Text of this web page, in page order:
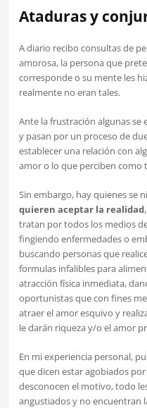
Ataduras y
A diario recibo consultas de
amorosa, la persona que
corresponde o su mente les
realmente no eran tales.
Ante la frustración algunas se
y pasan por un proceso de
establecer una relación con
amor o lo que perciben como
Sin embargo, hay quienes se
quieren aceptar la realidad
tratan por todos los medios
fingiendo enfermedades o
buscando personas que
formulas infalibles para
atracción física inmediata,
oportunistas que con fines
atraer el amor esquivo y
le darán riqueza y/o el amor
En mi experiencia personal,
que dicen estar agobiados
desconocen el motivo, todo
angustiados y no encuentran